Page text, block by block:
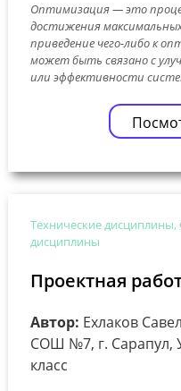
Оптимизация — это
достижения
приведение чего-либо к
может быть связано с
или эффективности
Технические
дисциплины
Проектная
Автор: Ехлаков
СОШ №7, г. Сарапул,
класс